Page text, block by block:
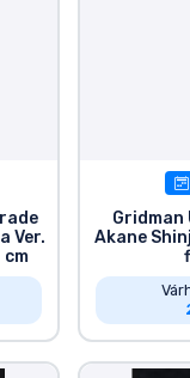
Ver.
cm
Gridman
Akane